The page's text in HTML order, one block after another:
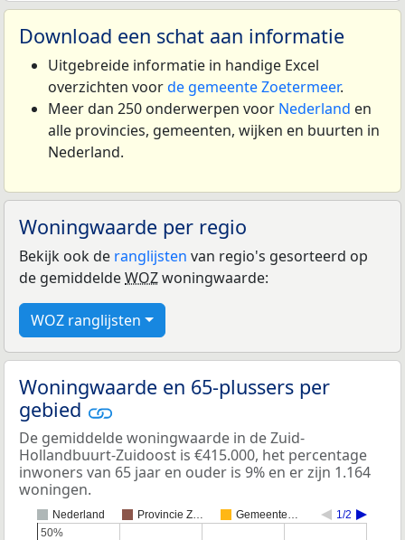
Download een schat aan informatie
Uitgebreide informatie in handige Excel
overzichten voorde gemeente Zoetermeer.
Meer dan 250 onderwerpen voor Nederland en
alle provincies, gemeenten, wijken en buurten in
Nederland.
Woningwaarde per regio
Bekijk ook de ranglijsten van regio's gesorteerd op
de gemiddeldeWOZwoningwaarde:
WOZ ranglijsten
Woningwaarde en 65-plussers per
gebied
De gemiddelde woningwaarde in de Zuid-
Hollandbuurt-Zuidoost is €415.000, het percentage
inwoners van 65 jaar en ouder is 9% en er zijn 1.164
woningen.
Nederland Provincie Z… Gemeente… 1/2
50%
50%